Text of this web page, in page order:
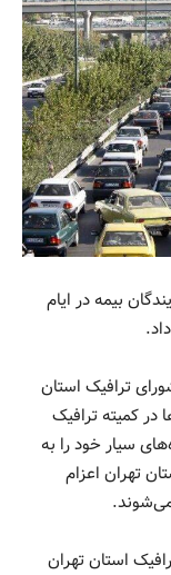
بیمه در ایام
ترافیک استان
کمیته ترافیک
سیار خود را به
تهران اعزام
می‌شوند.
استان تهران